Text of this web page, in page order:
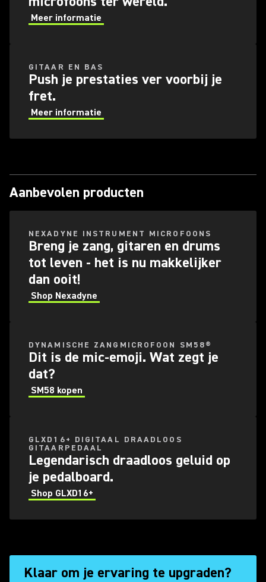
Meer informatie
GITAAR EN BAS
Push je prestaties ver voorbij je
fret.
Meer informatie
Aanbevolen producten
NEXADYNE INSTRUMENT MICROFOONS
Breng je zang, gitaren en drums
tot leven - het is nu makkelijker
dan ooit!
Shop Nexadyne
DYNAMISCHE ZANGMICROFOON SM58®
Dit is de mic-emoji. Wat zegt je
dat?
SM58 kopen
GLXD16+ DIGITAAL DRAADLOOS
GITAARPEDAAL
Legendarisch draadloos geluid op
je pedalboard.
Shop GLXD16+
Klaar om je ervaring te upgraden?